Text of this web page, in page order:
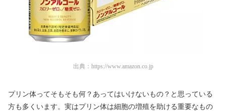
出典： https://www.amazon.co.jp
プリン体ってそもそも何？あってはいけないもの？と思っている
方も多くいます。実はプリン体は細胞の増殖を助ける重要なもの